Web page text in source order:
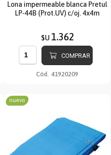
Lona impermeable blanca Pretul
LP-44B (Prot.UV) c/oj. 4x4m
$U 1.362
COMPRAR
Cód. 41920209
nuevo